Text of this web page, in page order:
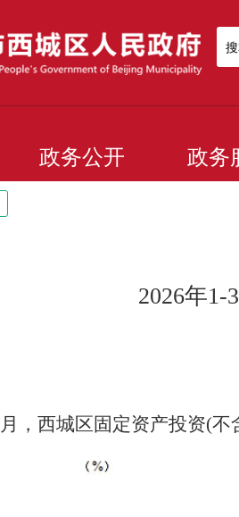
政务公开 政务
2026年
月 ，西城区固定资产投资(不